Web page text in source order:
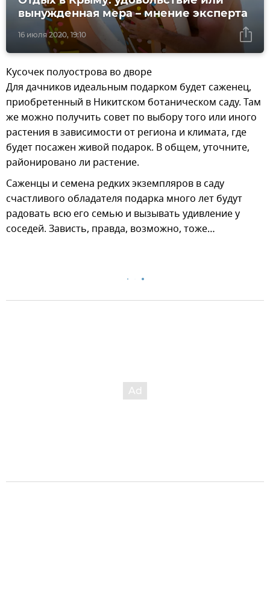
16 июля 2020, 19:10
вынужденная мера – мнение эксперта
Кусочек полуострова во дворе
Для дачников идеальным подарком будет саженец,
приобретенный в Никитском ботаническом саду. Там
же можно получить совет по выбору того или иного
растения в зависимости от региона и климата, где
будет посажен живой подарок. В общем, уточните,
районировано ли растение.
Саженцы и семена редких экземпляров в саду
счастливого обладателя подарка много лет будут
радовать всю его семью и вызывать удивление у
соседей. Зависть, правда, возможно, тоже…